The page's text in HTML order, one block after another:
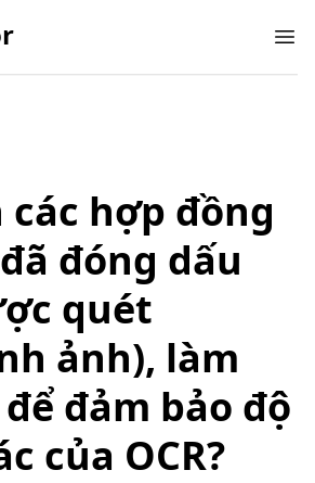
các hợp đồng
đóng dấu
quét
ảnh), làm
đảm bảo độ
của OCR?